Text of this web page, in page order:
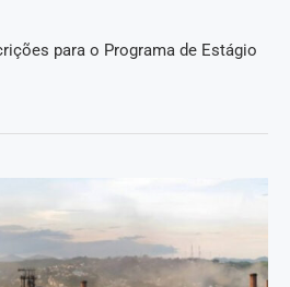
para o Programa de Estágio